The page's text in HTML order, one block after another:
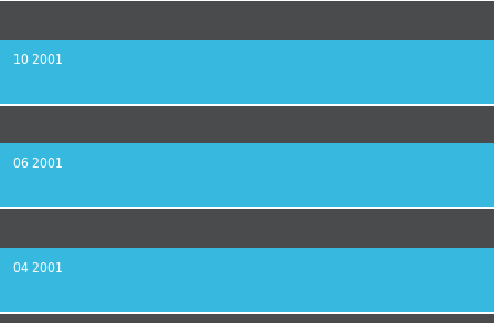
10 2001
06 2001
04 2001